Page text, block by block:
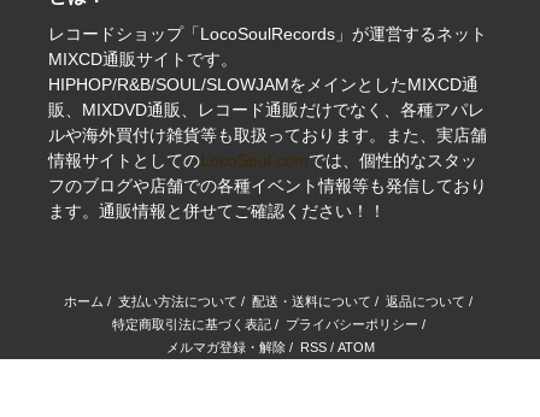
レコードショップ「LocoSoulRecords」が運営するネット
MIXCD通販サイトです。
HIPHOP/R&B/SOUL/SLOWJAMをメインとしたMIXCD通
販、MIXDVD通販、レコード通販だけでなく、各種アパレ
ルや海外買付け雑貨等も取扱っております。また、実店舗
情報サイトとしてのLocoSoul.comでは、個性的なスタッ
フのブログや店舗での各種イベント情報等も発信しており
ます。通販情報と併せてご確認ください！！
ホーム / 支払い方法について / 配送・送料について / 返品について /
特定商取引法に基づく表記/ プライバシーポリシー /
メルマガ登録・解除/ RSS/ ATOM